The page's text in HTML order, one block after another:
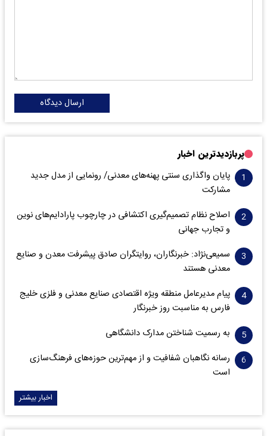
ارسال دیدگاه
پربازدیدترین اخبار
پایان واگذاری‌ سنتی پهنه‌های معدنی/ رونمایی از مدل جدید
مشارکت
اصلاح نظام تصمیم‌گیری اکتشافی در چارچوب پارادایم‌های نوین
و تجارب جهانی
سمیعی‌نژاد: خبرنگاران، روایتگران صادق پیشرفت معدن و صنایع
معدنی هستند
پیام مدیرعامل منطقه ویژه اقتصادی صنایع معدنی و فلزی خلیج
فارس به مناسبت روز خبرنگار‌
به رسمیت شناختن مدارک دانشگاهی
رسانه نگاهبان شفافیت و از مهم‌ترین حوزه‌های فرهنگ‌سازی
است
اخبار بیشتر